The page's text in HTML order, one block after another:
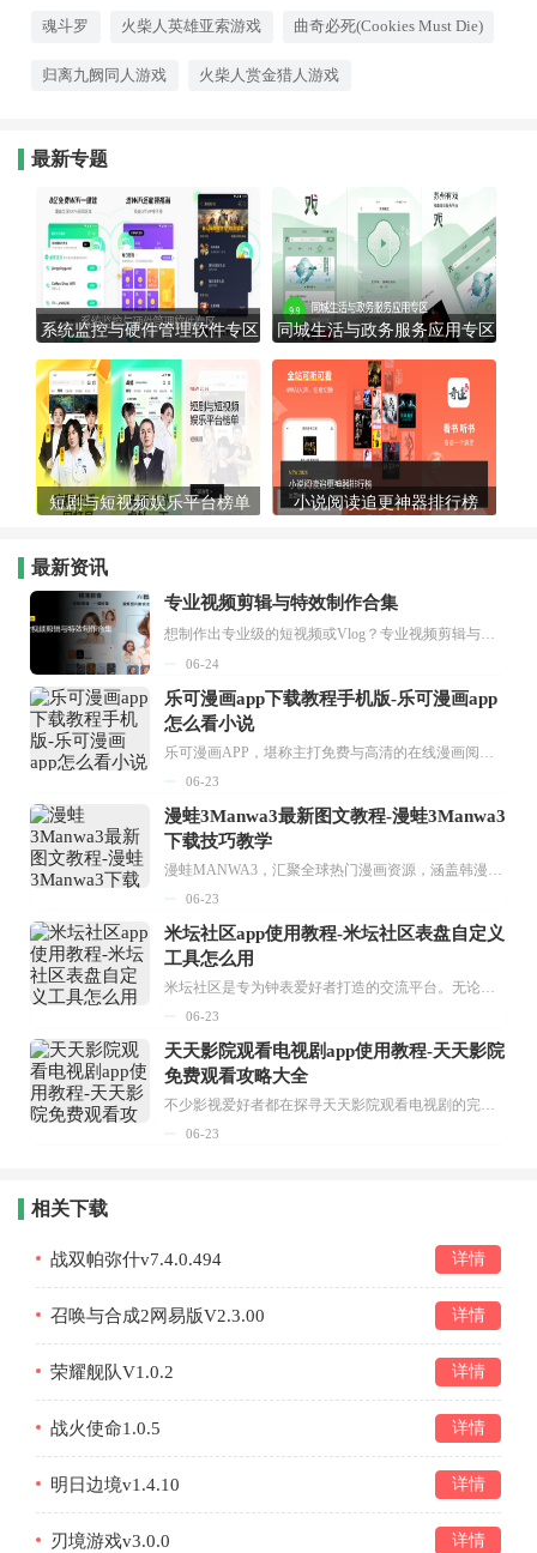
好者的宝藏合集。
魂斗罗 火柴人英雄亚索游戏 曲奇必死(Cookies Must Die)
归离九阙同人游戏 火柴人赏金猎人游戏
最新专题
系统监控与硬件管理软件专区 同城生活与政务服务应用专区
短剧与短视频娱乐平台榜单 小说阅读追更神器排行榜
最新资讯
专业视频剪辑与特效制作合集
06-24
乐可漫画app下载教程手机版-乐可漫画app
怎么看小说
乐可漫画APP，堪称主打免费与高清的在线漫画阅读神器。其官方版提供海量完整版漫画资源，无论是国内漫画，还是日漫、韩漫、台漫、美漫等国外漫画，应有尽有，随时供你阅读。只需轻点一下，便能直接进入阅读界面。不仅如此，乐可漫画最新版本更新速度极快，在这里，你总能抢先看到全网一手漫画章节内容！...
06-23
漫蛙3Manwa3最新图文教程-漫蛙3Manwa3
下载技巧教学
漫蛙MANWA3，汇聚全球热门漫画资源，涵盖韩漫、欧美漫画、国漫等多种类型，题材丰富多样，全方位满足用户阅读喜好。它不仅是阅读平台，更是创作平台，为广大用户打造零门槛创作环境。...
06-23
米坛社区app使用教程-米坛社区表盘自定义
工具怎么用
米坛社区是专为钟表爱好者打造的交流平台。无论你是初涉钟表领域的普通爱好者，还是拥有多年收藏经验的资深玩家，都能在此找到属于自己的天地。 无需注册，就能轻松参与其中。通过专业的讨论论坛与丰富的交互功能，你可与世界各地的钟表爱好者畅快交流。若你钟情于钟表，米坛社区无疑是值得一试的理想之选。在这里，你能获取最新的手表资讯，交流见解，提升鉴赏品味，让每一块手表都成为收藏故事中重要的一部分。感兴趣的朋友，不要错过下载机会。...
06-23
天天影院观看电视剧app使用教程-天天影院
免费观看攻略大全
不少影视爱好者都在探寻天天影院观看电视剧的完整方法，结合最新平台使用规则，本篇新手入门攻略全面讲解观看渠道、检索流程、播放设置以及画面模式调整等实用内容。全文适配手机、电脑等主流设备，步骤简洁易懂，无论是初次使用的新手，还是想要优化观影体验的用户，都能参照内容快速上手，熟练掌握平台各项操作技巧，轻松畅享影视内容。...
06-23
相关下载
战双帕弥什v7.4.0.494 详情
召唤与合成2网易版V2.3.00 详情
荣耀舰队V1.0.2 详情
战火使命1.0.5 详情
明日边境v1.4.10 详情
刃境游戏v3.0.0 详情